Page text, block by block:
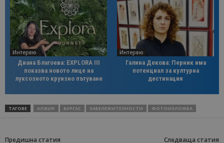
Интервю
Диана Благоева: EXPLORA III
показва новото лице на
луксозното круизно пътуване
Интервю
Галина Декова: Перник има
потенциал за културна
дестинация
ТАГОВЕ АЛЖИР БУРГАС ЗАБЕЛЕЖИТЕЛНОСТИ ФОТОИЗЛОЖБА
Предишна статия Следваща статия